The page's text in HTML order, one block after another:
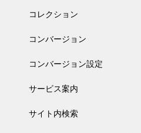
コレクション
コンバージョン
コンバージョン設定
サービス案内
サイト内検索